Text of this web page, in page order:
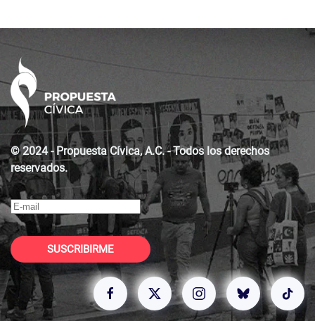
© 2024 - Propuesta Cívica, A.C. - Todos los derechos
reservados.
SUSCRIBIRME